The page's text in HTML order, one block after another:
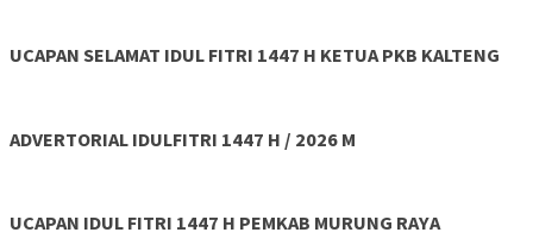
UCAPAN SELAMAT IDUL FITRI 1447 H KETUA PKB KALTENG
ADVERTORIAL IDULFITRI 1447 H / 2026 M
UCAPAN IDUL FITRI 1447 H PEMKAB MURUNG RAYA